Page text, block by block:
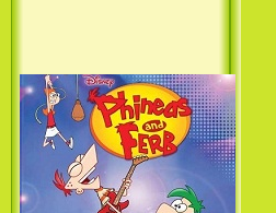
Фархат: Принц Персии /
Farhat: The Prince of the